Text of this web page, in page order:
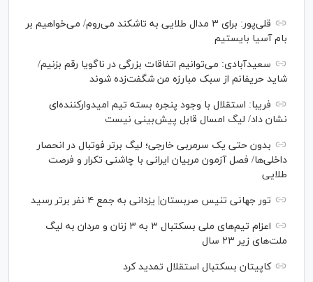
قلی‌پور: برای ۳ مدال طلایی به تاشکند می‌روم/ می‌خواهیم بر
بام آسیا بایستیم
سعیدآبادی: می‌توانیم اتفاقات بزرگی در ناگویا رقم بزنیم/
شاید حریفانم از سبک مبارزه من شگفت‌زده شوند
فریبا: استقلال با وجود پنجره بسته تیم امیدوارکننده‌ای
نشان داد/ لیگ امسال قابل پیش‌بینی نیست
بدون حتی یک سرمربی خارجی؛ لیگ برتر فوتبال در انحصار
داخلی‌ها/ فصل آزمون مربیان ایرانی با چاشنی تکرار و فرصت
طلایی
تور جهانی تنیس صربستان| یزدانی به جمع ۴ نفر برتر رسید
اعزام تیم‌های ملی بسکتبال ۳ به ۳ زنان و مردان به لیگ
ملت‌های زیر ۲۳ سال
کاپیتان بسکتبال استقلال تمدید کرد